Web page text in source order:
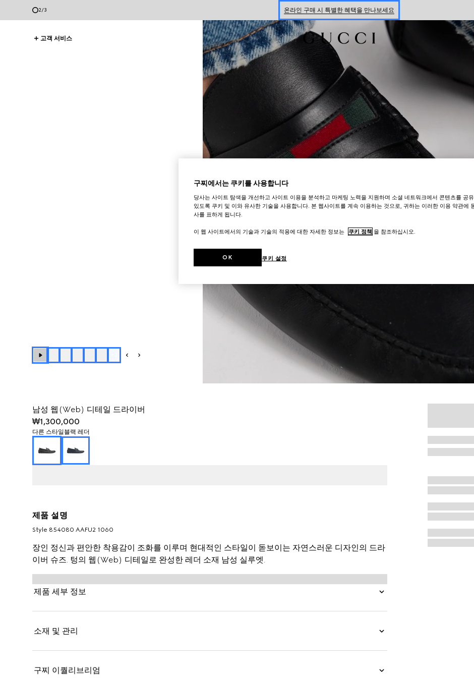
2/3 온라인 구매 시 특별한 혜택을 만나보세요
신세계 강남 팝업 스토어 예약하기 7/30-8/9
한정 기간 만나보는 장기 무이자 할부 서비스
고객 서비스
남성 웹(Web) 디테일 드라이버
₩1,300,000
다른 스타일 블랙 레더
제품 설명
Style ‎854080 AAFU2 1060
장인 정신과 편안한 착용감이 조화를 이루며 현대적인 스타일이 돋보이는 자연스러운 디자인의 드라
이버 슈즈. 텅의 웹(Web) 디테일로 완성한 레더 소재 남성 실루엣.
제품 세부 정보
소재 및 관리
구찌 이퀄리브리엄
구찌에서는 쿠키를 사용합니다
당사는 사이트 탐색을 개선하고 사이트 이용을 분석하고 마케팅 노력을 지원하며 소셜 네트워크에서 콘텐츠를 공
있도록 쿠키 및 이와 유사한 기술을 사용합니다. 본 웹사이트를 계속 이용하는 것으로, 귀하는 이러한 이용 약관에
사를 표하게 됩니다.
이 웹 사이트에서의 기술과 기술의 적용에 대한 자세한 정보는 쿠키 정책 을 참조하십시오.
쿠키 설정
OK